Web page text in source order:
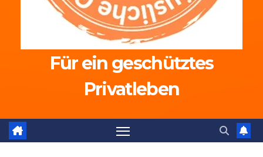
Für ein geschütztes
Privatleben